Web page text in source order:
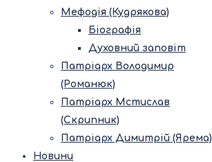
Мефодія (Кудрякова)
Біографія
Духовний заповіт
Патріарх Володимир
(Романюк)
Патріарх Мстислав
(Скрипник)
Патріарх Димитрій (Ярема)
Новини